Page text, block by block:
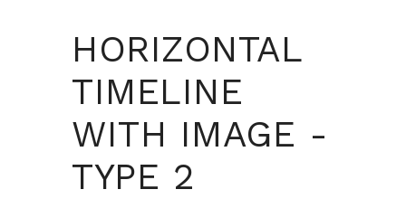
HORIZONTAL
TIMELINE
WITH IMAGE -
TYPE 2